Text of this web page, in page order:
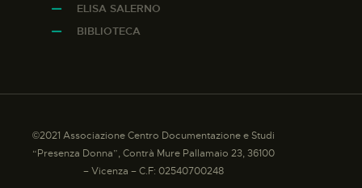
ELISA SALERNO
BIBLIOTECA
©2021 Associazione Centro Documentazione e Studi
“Presenza Donna”, Contrà Mure Pallamaio 23, 36100
– Vicenza – C.F: 02540700248